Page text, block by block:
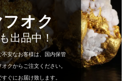
オク
出品中！
不安なお客様は、国内保管
クからご注文ください。
ぐにお届け致します。